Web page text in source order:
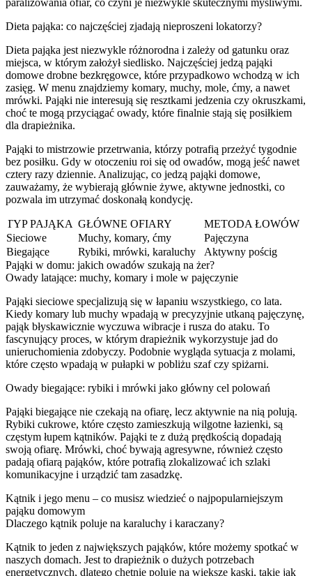
Dieta pająka: co najczęściej zjadają nieproszeni lokatorzy?
Dieta pająka jest niezwykle różnorodna i zależy od gatunku oraz
miejsca, w którym założył siedlisko. Najczęściej jedzą pająki
domowe drobne bezkręgowce, które przypadkowo wchodzą w ich
zasięg. W menu znajdziemy komary, muchy, mole, ćmy, a nawet
mrówki. Pająki nie interesują się resztkami jedzenia czy okruszkami,
choć te mogą przyciągać owady, które finalnie stają się posiłkiem
dla drapieżnika.
Pająki to mistrzowie przetrwania, którzy potrafią przeżyć tygodnie
bez posiłku. Gdy w otoczeniu roi się od owadów, mogą jeść nawet
cztery razy dziennie. Analizując, co jedzą pająki domowe,
zauważamy, że wybierają głównie żywe, aktywne jednostki, co
pozwala im utrzymać doskonałą kondycję.
TYP PAJĄKA GŁÓWNE OFIARY
METODA ŁOWÓW
Sieciowe
Muchy, komary, ćmy
Pajęczyna
Biegające
Rybiki, mrówki, karaluchy
Aktywny pościg
Pająki w domu: jakich owadów szukają na żer?
Owady latające: muchy, komary i mole w pajęczynie
Pająki sieciowe specjalizują się w łapaniu wszystkiego, co lata.
Kiedy komary lub muchy wpadają w precyzyjnie utkaną pajęczynę,
pająk błyskawicznie wyczuwa wibracje i rusza do ataku. To
fascynujący proces, w którym drapieżnik wykorzystuje jad do
unieruchomienia zdobyczy. Podobnie wygląda sytuacja z molami,
które często wpadają w pułapki w pobliżu szaf czy spiżarni.
Owady biegające: rybiki i mrówki jako główny cel polowań
Pająki biegające nie czekają na ofiarę, lecz aktywnie na nią polują.
Rybiki cukrowe, które często zamieszkują wilgotne łazienki, są
częstym łupem kątników. Pająki te z dużą prędkością dopadają
swoją ofiarę. Mrówki, choć bywają agresywne, również często
padają ofiarą pająków, które potrafią zlokalizować ich szlaki
komunikacyjne i urządzić tam zasadzkę.
Kątnik i jego menu – co musisz wiedzieć o najpopularniejszym
pająku domowym
Dlaczego kątnik poluje na karaluchy i karaczany?
Kątnik to jeden z największych pająków, które możemy spotkać w
naszych domach. Jest to drapieżnik o dużych potrzebach
energetycznych, dlatego chętnie poluje na większe kąski, takie jak